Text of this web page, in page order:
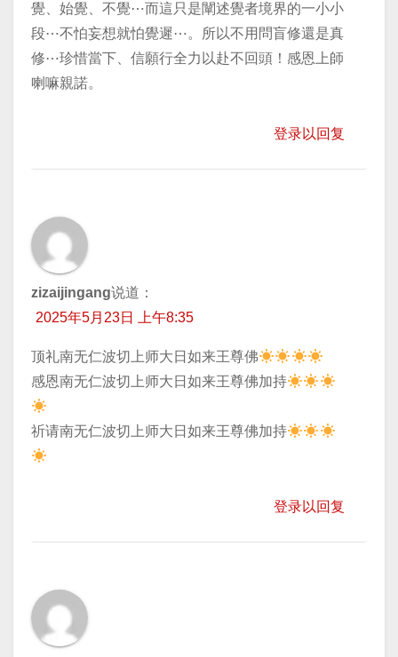
覺、始覺、不覺⋯而這只是闡述覺者境界的一小小
段⋯不怕妄想就怕覺遲⋯。所以不用問盲修還是真
修⋯珍惜當下、信願行全力以赴不回頭！感恩上師
喇嘛親諾。
登录以回复
zizaijingang说道：
2025年5月23日 上午8:35
顶礼南无仁波切上师大日如来王尊佛
​感恩南无仁波切上师大日如来王尊佛加持
​祈请南无仁波切上师大日如来王尊佛加持
登录以回复